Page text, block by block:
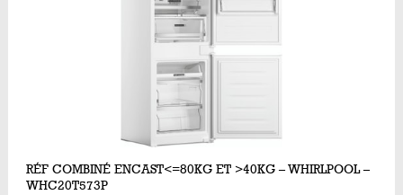
RÉF COMBINÉ ENCAST<=80KG ET >40KG – WHIRLPOOL –
WHC20T573P